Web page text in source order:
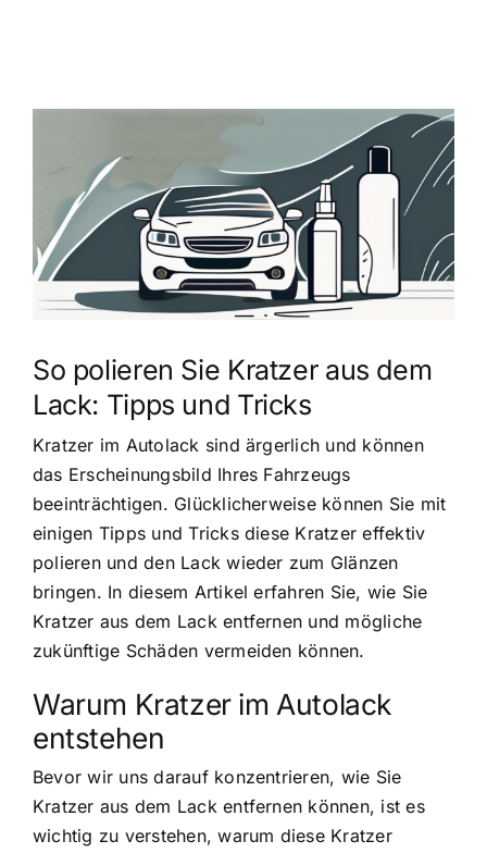
So polieren Sie Kratzer aus dem
Lack: Tipps und Tricks
Kratzer im Autolack sind ärgerlich und können
das Erscheinungsbild Ihres Fahrzeugs
beeinträchtigen. Glücklicherweise können Sie mit
einigen Tipps und Tricks diese Kratzer effektiv
polieren und den Lack wieder zum Glänzen
bringen. In diesem Artikel erfahren Sie, wie Sie
Kratzer aus dem Lack entfernen und mögliche
zukünftige Schäden vermeiden können.
Warum Kratzer im Autolack
entstehen
Bevor wir uns darauf konzentrieren, wie Sie
Kratzer aus dem Lack entfernen können, ist es
wichtig zu verstehen, warum diese Kratzer